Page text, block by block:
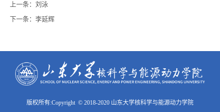
上一条： 刘泳
下一条： 李延辉
版权所有:Copyright © 2018-2020 山东大学核科学与能源动力学院